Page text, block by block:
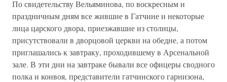
По свидетельству Вельяминова, по воскресным и
праздничным дням все жившие в Гатчине и некоторые
лица царского двора, приезжавшие из столицы,
присутствовали в дворцовой церкви на обедне, а потом
приглашались к завтраку, проходившему в Арсенальной
зале. В эти дни на завтраке бывали все офицеры сводного
полка и конвоя, представители гатчинского гарнизона,